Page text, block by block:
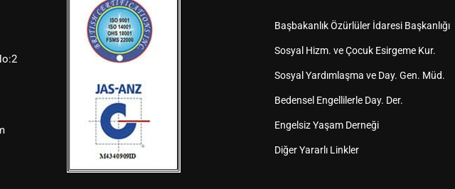
Başbakanlık Özürlüler İdaresi Başkanlığı
Sosyal Hizm. ve Çocuk Esirgeme Kur.
Sosyal Yardımlaşma ve Day. Gen. Müd.
Bedensel Engellilerle Day. Der.
Engelsiz Yaşam Derneği
Diğer Yararlı Linkler